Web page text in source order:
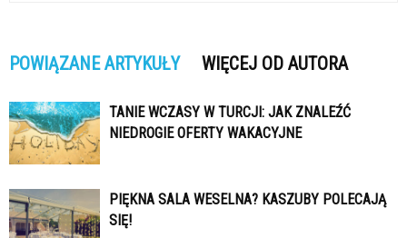
POWIĄZANE ARTYKUŁY WIĘCEJ OD AUTORA
TANIE WCZASY W TURCJI: JAK ZNALEŹĆ
NIEDROGIE OFERTY WAKACYJNE
PIĘKNA SALA WESELNA? KASZUBY POLECAJĄ
SIĘ!